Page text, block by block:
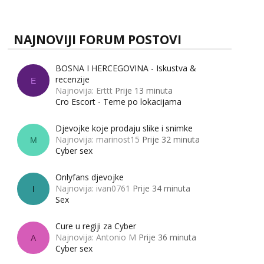
Čekam tvoj poziv!
tel:0,93€ - mob:1,12€ min
NAJNOVIJI FORUM POSTOVI
E
BOSNA I HERCEGOVINA - Iskustva &
recenzije
Najnovija: Erttt Prije 13 minuta
Cro Escort - Teme po lokacijama
M
Djevojke koje prodaju slike i snimke
Najnovija: marinost15 Prije 32 minuta
Cyber sex
I
Onlyfans djevojke
Najnovija: ivan0761 Prije 34 minuta
Sex
A
Cure u regiji za Cyber
Najnovija: Antonio M Prije 36 minuta
Cyber sex